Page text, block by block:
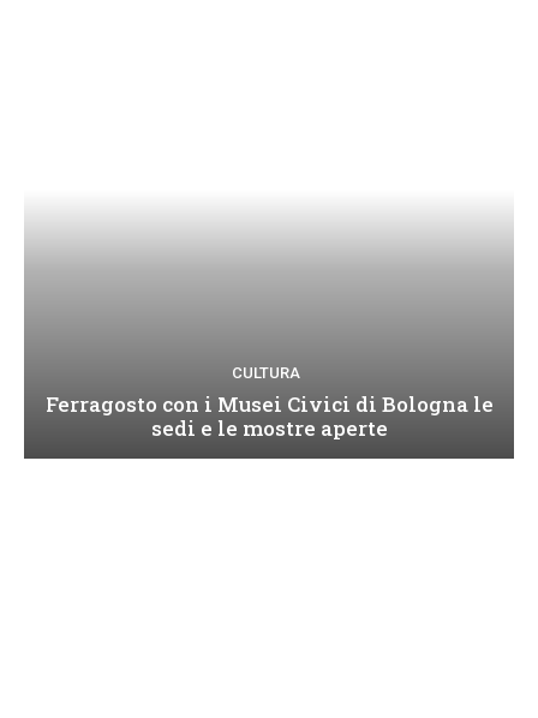
CULTURA
Ferragosto con i Musei Civici di Bologna le
sedi e le mostre aperte